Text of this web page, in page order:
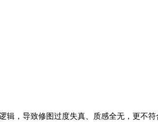
，导致修图过度失真、质感全无，更不符